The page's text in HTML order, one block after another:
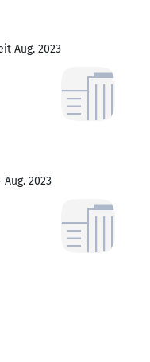
Aug. 2023
2023